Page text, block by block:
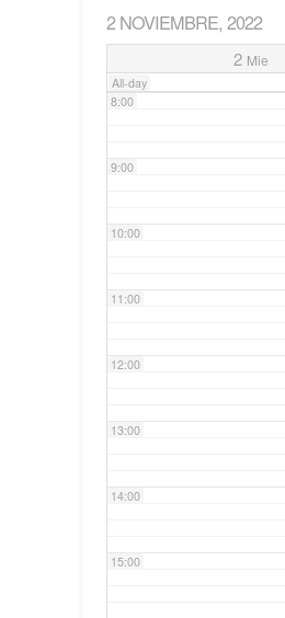
2 NOVIEMBRE, 2022
2 Mie
All-day
7:00
8:00
9:00
10:00
11:00
12:00
13:00
14:00
15:00